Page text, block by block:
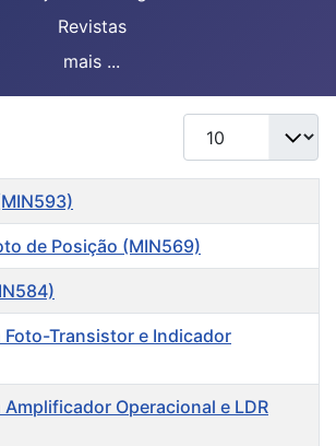
Revistas
mais ...
Mostrar #
de Posição (MIN569)
Foto-Transistor e Indicador
Operacional e LDR